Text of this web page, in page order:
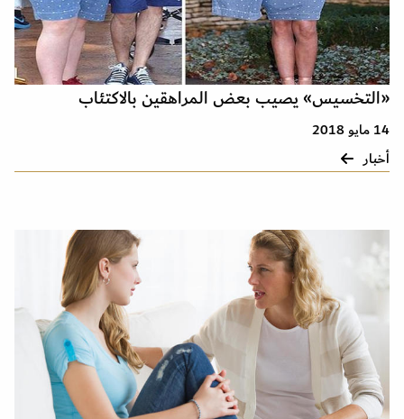
«التخسيس» يصيب بعض المراهقين بالاكتئاب
14 مايو 2018
أخبار